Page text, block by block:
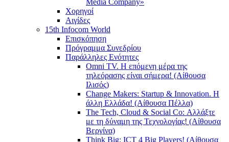
Media Company»
Χορηγοί
Αιγίδες
15th Infocom World
Επισκόπηση
Πρόγραμμα Συνεδρίου
Παράλληλες Ενότητες
Omni TV. Η επόμενη μέρα της
τηλεόρασης είναι σήμερα! (Αίθουσα
Ιλισός)
Change Makers: Startup & Innovation. Η
άλλη Ελλάδα! (Αίθουσα Πέλλα)
The Tech, Cloud & Social Co: Αλλάξτε
με τη δύναμη της Τεχνολογίας! (Αίθουσα
Βεργίνα)
Think Big: ICT 4 Big Players! (Αίθουσα